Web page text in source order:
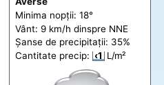
Minima nopții: 18°
Vânt: 9 km/h dinspre NNE
Șanse de precipitații: 35%
Cantitate precip: ‹1 L/m²